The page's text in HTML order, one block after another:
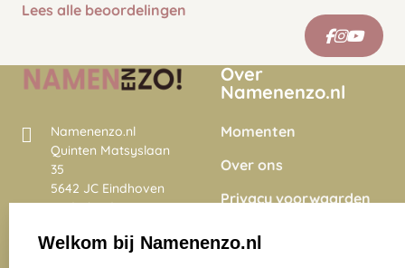
Lees alle beoordelingen
Namenenzo.nl
Quinten Matsyslaan
35
5642 JC Eindhoven
Nederland
Over
Namenenzo.nl
Momenten
Over ons
Privacy voorwaarden
Onze vacatures
Welkom bij Namenenzo.nl